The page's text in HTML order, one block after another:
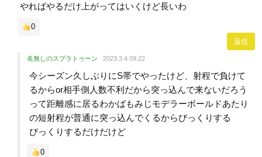
やればやるだけ上がってはいくけど長いわ
0
返信
名無しのスプラトゥーン 2023.3.4 09:22
今シーズン久しぶりにS帯でやったけど、射程で負けて
るからor相手側人数不利だから突っ込んで来ないだろう
って距離感に居るわかばもみじモデラーボールドあたり
の短射程が普通に突っ込んでくるからびっくりする
びっくりするだけだけど
0